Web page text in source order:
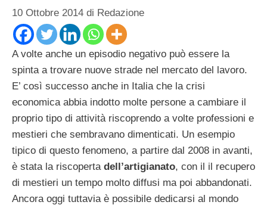
10 Ottobre 2014 di Redazione
A volte anche un episodio negativo può essere la
spinta a trovare nuove strade nel mercato del lavoro.
E’ così successo anche in Italia che la crisi
economica abbia indotto molte persone a cambiare il
proprio tipo di attività riscoprendo a volte professioni e
mestieri che sembravano dimenticati. Un esempio
tipico di questo fenomeno, a partire dal 2008 in avanti,
è stata la riscoperta dell’artigianato, con il il recupero
di mestieri un tempo molto diffusi ma poi abbandonati.
Ancora oggi tuttavia è possibile dedicarsi al mondo